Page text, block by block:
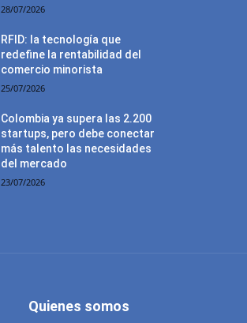
28/07/2026
RFID: la tecnología que
redefine la rentabilidad del
comercio minorista
25/07/2026
Colombia ya supera las 2.200
startups, pero debe conectar
más talento las necesidades
del mercado
23/07/2026
Quienes somos